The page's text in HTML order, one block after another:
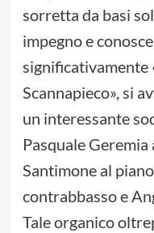
sorretta da basi
impegno e
Scannapieco», si
un interessante
Pasquale
Santimone al
contrabbasso e
Tale organico